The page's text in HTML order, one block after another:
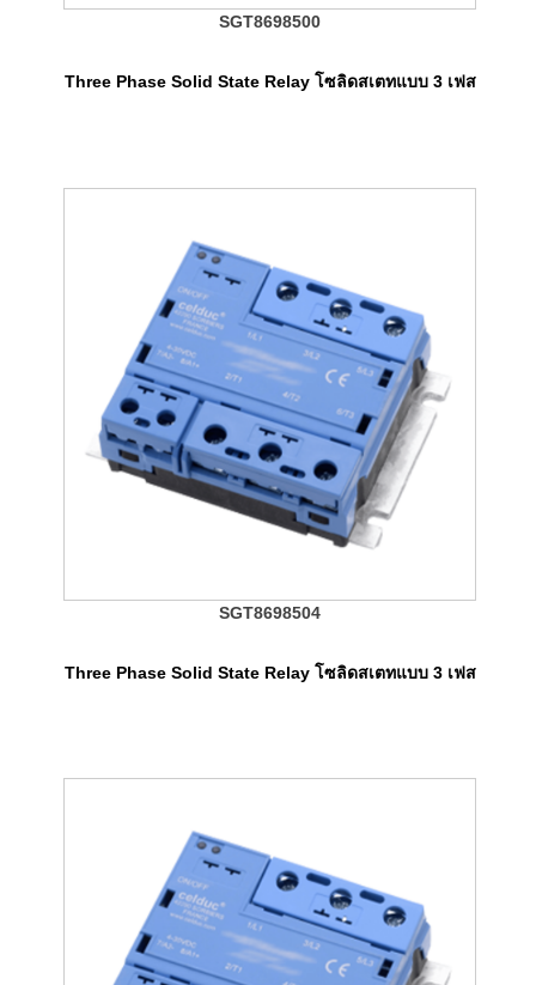
SGT8698500
Three Phase Solid State Relay โซลิดสเตทแบบ 3 เฟส
SGT8698504
Three Phase Solid State Relay โซลิดสเตทแบบ 3 เฟส